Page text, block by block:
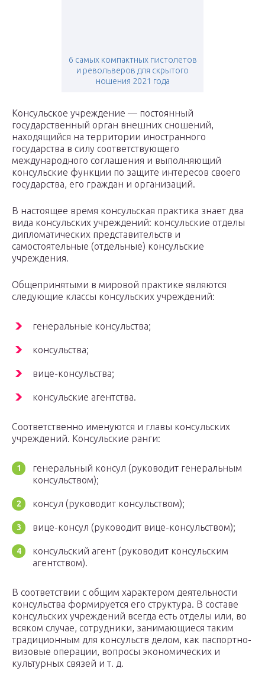
6 самых компактных пистолетов
и револьверов для скрытого
ношения 2021 года
Консульское учреждение — постоянный
государственный орган внешних сношений,
находящийся на территории иностранного
государства в силу соответствующего
международного соглашения и выполняющий
консульские функции по защите интересов своего
государства, его граждан и организаций.
В настоящее время консульская практика знает два
вида консульских учреждений: консульские отделы
дипломатических представительств и
самостоятельные (отдельные) консульские
учреждения.
Общепринятыми в мировой практике являются
следующие классы консульских учреждений:
генеральные консульства;
консульства;
вице-консульства;
консульские агентства.
Соответственно именуются и главы консульских
учреждений. Консульские ранги:
генеральный консул (руководит генеральным
консульством);
консул (руководит консульством);
вице-консул (руководит вице-консульством);
консульский агент (руководит консульским
агентством).
В соответствии с общим характером деятельности
консульства формируется его структура. В составе
консульских учреждений всегда есть отделы или, во
всяком случае, сотрудники, занимающиеся таким
традиционным для консульств делом, как паспортно-
визовые операции, вопросы экономических и
культурных связей и т. д.